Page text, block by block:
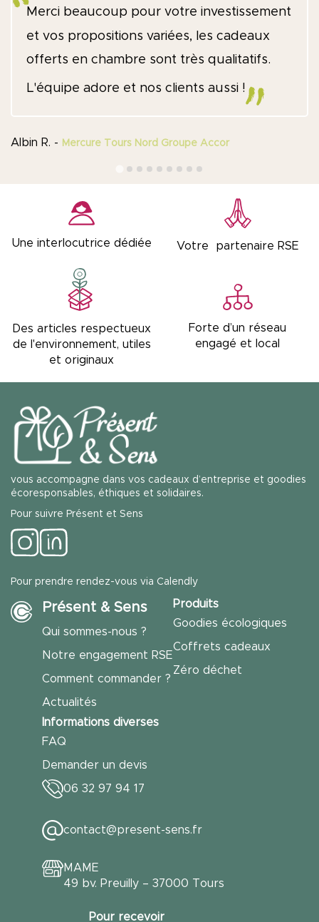
Merci beaucoup pour votre investissement
et vos propositions variées, les cadeaux
offerts en chambre sont très qualitatifs.
L'équipe adore et nos clients aussi !
Albin R. - Mercure Tours Nord Groupe Accor
Une interlocutrice dédiée Votre partenaire RSE
Des articles respectueux
de l'environnement, utiles
et originaux
Forte d’un réseau
engagé et local
vous accompagne dans vos cadeaux d’entreprise et goodies
écoresponsables, éthiques et solidaires.
Pour suivre Présent et Sens
Pour prendre rendez-vous via Calendly
Présent & Sens
Qui sommes-nous ?
Notre engagement RSE
Comment commander ?
Actualités
Produits
Goodies écologiques
Coffrets cadeaux
Zéro déchet
Informations diverses
FAQ
Demander un devis
06 32 97 94 17
contact@present-sens.fr
MAME
49 bv. Preuilly – 37000 Tours
Pour recevoir